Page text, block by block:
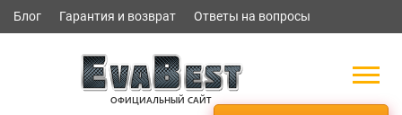
Блог Гарантия и возврат Ответы на вопросы
ОФИЦИАЛЬНЫЙ САЙТ